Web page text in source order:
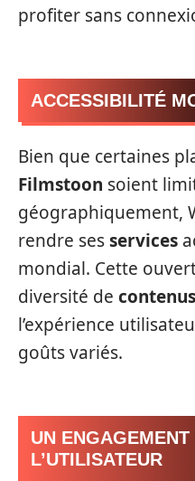
profiter sans
ACCESSIBILITÉ
Bien que certaines
Filmstoon soient
géographiquement,
rendre sesservices
mondial. Cette
diversité de contenus
l’expérience
goûts variés.
UN ENGAGEMENT
L’UTILISATEUR